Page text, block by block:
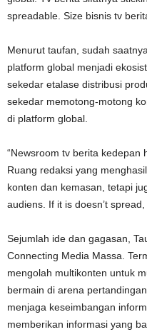
spreadable. Size bisnis tv
Menurut taufan, sudah
platform global menjadi
sekedar etalase distribusi
sekedar memotong-motong
di platform global.
“Newsroom tv berita kedepan
Ruang redaksi yang
konten dan kemasan, tetapi
audiens. If it is doesn’t spread,
Sejumlah ide dan gagasan,
Connecting Media Massa.
mengolah multikonten untuk
bermain di arena
menjaga keseimbangan
memberikan informasi yang